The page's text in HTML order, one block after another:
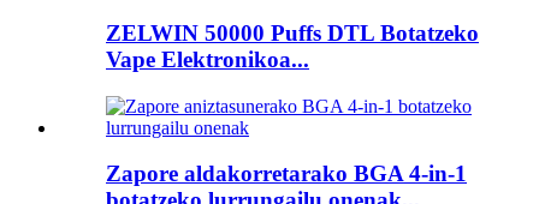
ZELWIN 50000 Puffs DTL Botatzeko
Vape Elektronikoa...
Zapore aldakorretarako BGA 4-in-1